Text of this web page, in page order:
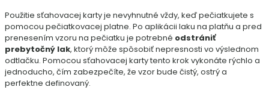
Použitie sťahovacej karty je nevyhnutné vždy, keď pečiatkujete s
pomocou pečiatkovacej platne. Po aplikácii laku na platňu a pred
prenesením vzoru na pečiatku je potrebné odstrániť
prebytočný lak, ktorý môže spôsobiť nepresnosti vo výslednom
odtlačku. Pomocou sťahovacej karty tento krok vykonáte rýchlo a
jednoducho, čím zabezpečíte, že vzor bude čistý, ostrý a
perfektne definovaný.